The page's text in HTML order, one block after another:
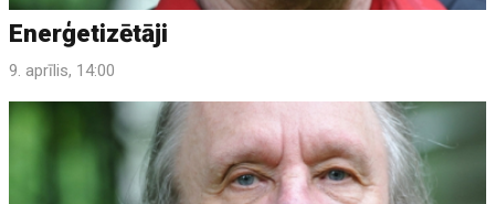
Enerģetizētāji
9. aprīlis, 14:00